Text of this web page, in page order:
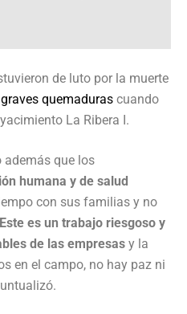
de luto por la muerte
quemaduras cuando
La Ribera I.
además que los
humana y de salud
con sus familias y no
Este es un trabajo riesgoso y
de las empresas y la
en el campo, no hay paz ni